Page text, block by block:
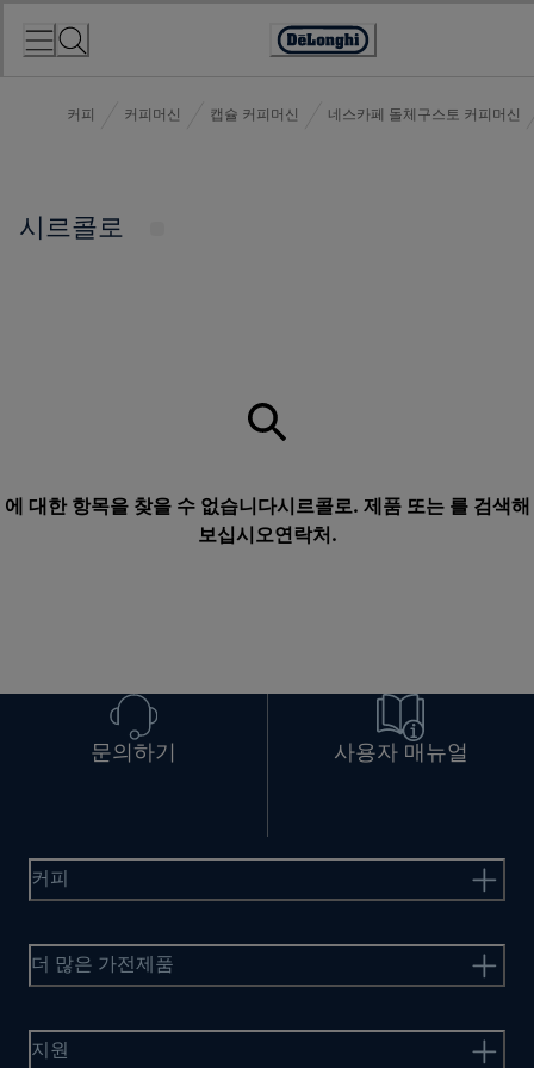
Accessibility
커피 커피머신 캡슐 커피머신 네스카페 돌체구스토 커피머신
시르콜로
에 대한 항목을 찾을 수 없습니다시르콜로. 제품 또는 를 검색해
보십시오연락처 .
문의하기 사용자 매뉴얼
커피
더 많은 가전제품
지원